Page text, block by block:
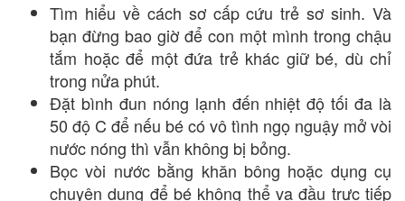
Tìm hiểu về cách sơ cấp cứu trẻ sơ sinh. Và
bạn đừng bao giờ để con một mình trong chậu
tắm hoặc để một đứa trẻ khác giữ bé, dù chỉ
trong nửa phút.
Đặt bình đun nóng lạnh đến nhiệt độ tối đa là
50 độ C để nếu bé có vô tình ngọ nguậy mở vòi
nước nóng thì vẫn không bị bỏng.
Bọc vòi nước bằng khăn bông hoặc dụng cụ
chuyên dụng để bé không thể va đầu trực tiếp